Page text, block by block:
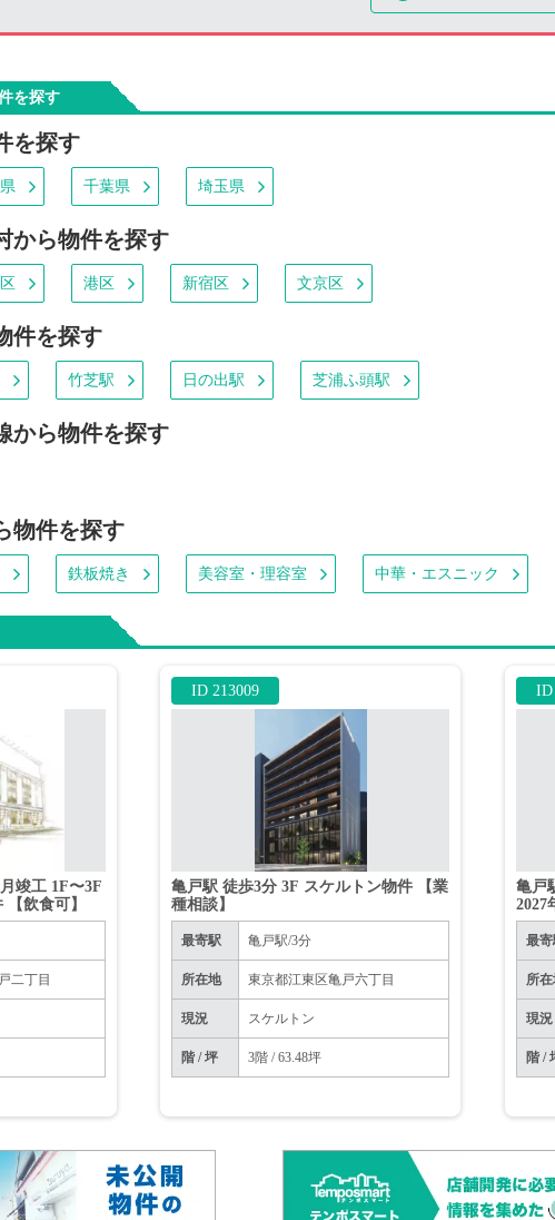
を探す
を探す
千葉県 埼玉県
から物件を探す
港区 新宿区 文京区
件を探す
竹芝駅 日の出駅 芝浦ふ頭駅
から物件を探す
物件を探す
鉄板焼き 美容室・理容室 中華・エスニック
竣工 1F〜3F
飲食可】
二丁目
ID 213009
亀戸駅 徒歩3分 3F スケルトン物件 【業
種相談】
最寄駅 亀戸駅/3分
所在地 東京都江東区亀戸六丁目
現況 スケルトン
階 / 坪 3階 / 63.48坪
ID
亀戸
2027
最寄
所
現況
階 /